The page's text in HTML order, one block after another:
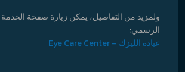
ولمزيد من التفاصيل، يمكن زيارة صفحة
الرسمي:
عيادة الليزك – Eye Care Center